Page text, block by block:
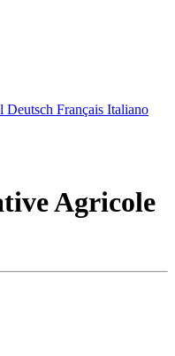
Deutsch Français Italiano
Agricole